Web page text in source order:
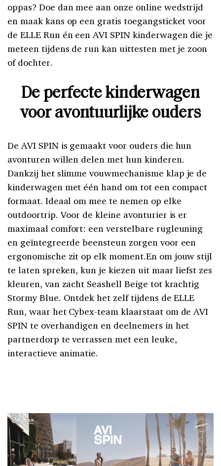
oppas? Doe dan mee aan onze online wedstrijd
en maak kans op een gratis toegangsticket voor
de ELLE Run én een AVI SPIN kinderwagen die je
meteen tijdens de run kan uittesten met je zoon
of dochter.
De perfecte kinderwagen
voor avontuurlijke ouders
De AVI SPIN is gemaakt voor ouders die hun
avonturen willen delen met hun kinderen.
Dankzij het slimme vouwmechanisme klap je de
kinderwagen met één hand om tot een compact
formaat. Ideaal om mee te nemen op elke
outdoortrip. Voor de kleine avonturier is er
maximaal comfort: een verstelbare rugleuning
en geïntegreerde beensteun zorgen voor een
ergonomische zit op elk moment.En om jouw stijl
te laten spreken, kun je kiezen uit maar liefst zes
kleuren, van zacht Seashell Beige tot krachtig
Stormy Blue. Ontdek het zelf tijdens de ELLE
Run, waar het Cybex-team klaarstaat om de AVI
SPIN te overhandigen en deelnemers in het
partnerdorp te verrassen met een leuke,
interactieve animatie.